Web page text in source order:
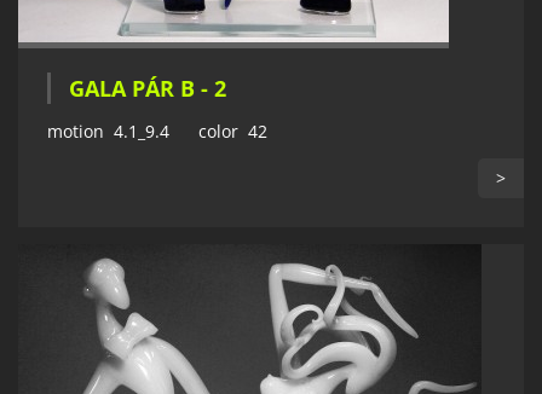
GALA PÁR B - 2
motion 4.1_9.4 color 42
>